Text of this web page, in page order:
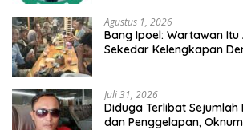
Agustus 1, 2026
Bang Ipoel: Wartawan Itu
Sekedar Kelengkapan
Juli 31, 2026
Diduga Terlibat Sejumlah
dan Penggelapan,